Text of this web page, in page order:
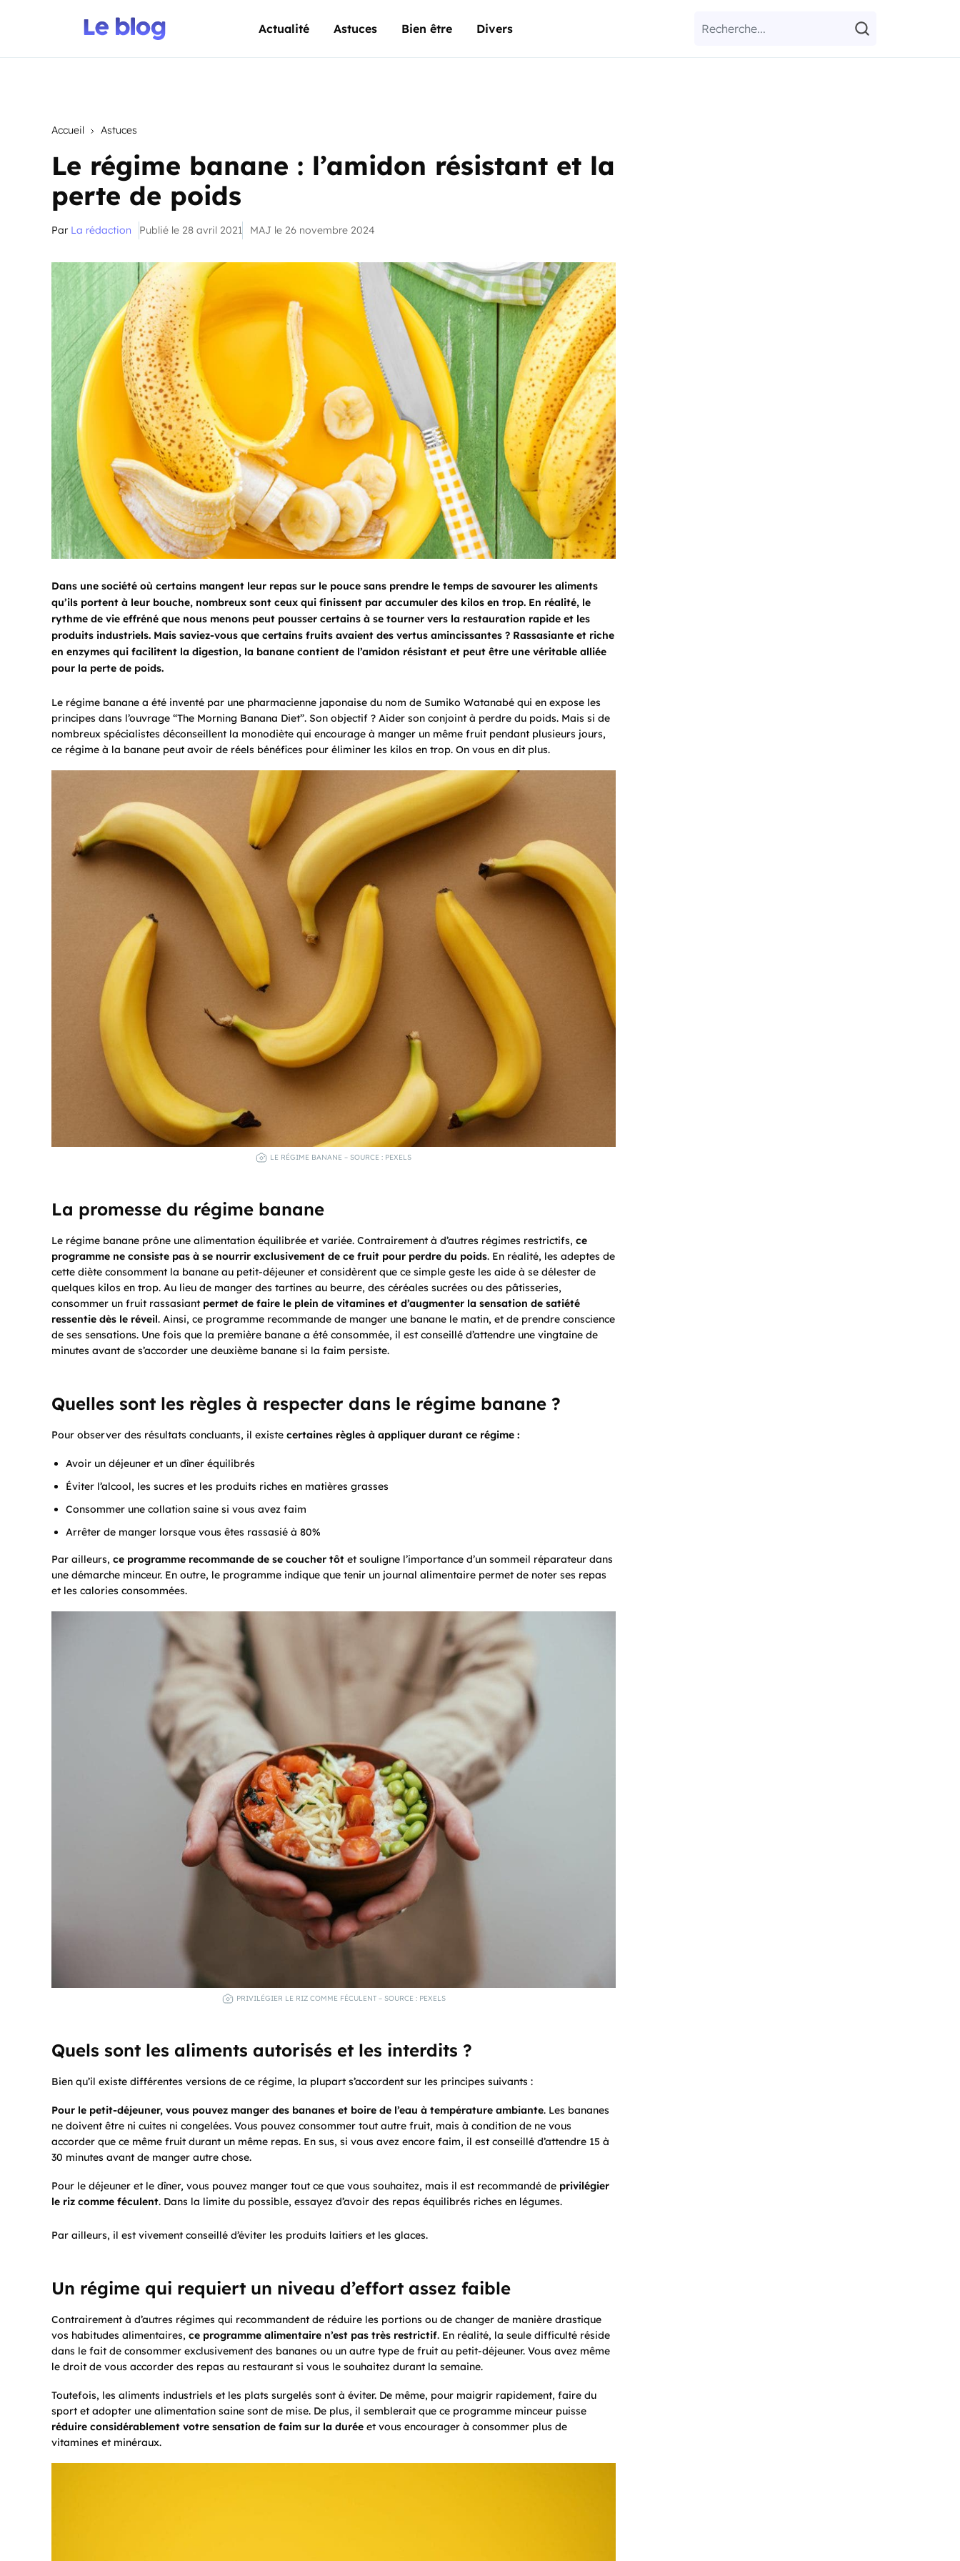
Actualité Astuces Bien être Divers
Accueil Astuces
Le régime banane : l’amidon résistant et la
perte de poids
Par La rédaction Publié le 28 avril 2021 MAJ le 26 novembre 2024
Dans une société où certains mangent leur repas sur le pouce sans prendre le temps de savourer les aliments
qu’ils portent à leur bouche, nombreux sont ceux qui finissent par accumuler des kilos en trop. En réalité, le
rythme de vie effréné que nous menons peut pousser certains à se tourner vers la restauration rapide et les
produits industriels. Mais saviez-vous que certains fruits avaient des vertus amincissantes ? Rassasiante et riche
en enzymes qui facilitent la digestion, la banane contient de l’amidon résistant et peut être une véritable alliée
pour la perte de poids.
Le régime banane a été inventé par une pharmacienne japonaise du nom de Sumiko Watanabé qui en expose les
principes dans l’ouvrage “The Morning Banana Diet”. Son objectif ? Aider son conjoint à perdre du poids. Mais si de
nombreux spécialistes déconseillent la monodiète qui encourage à manger un même fruit pendant plusieurs jours,
ce régime à la banane peut avoir de réels bénéfices pour éliminer les kilos en trop. On vous en dit plus.
LE RÉGIME BANANE – SOURCE : PEXELS
La promesse du régime banane
Le régime banane prône une alimentation équilibrée et variée. Contrairement à d’autres régimes restrictifs, ce
programme ne consiste pas à se nourrir exclusivement de ce fruit pour perdre du poids. En réalité, les adeptes de
cette diète consomment la banane au petit-déjeuner et considèrent que ce simple geste les aide à se délester de
quelques kilos en trop. Au lieu de manger des tartines au beurre, des céréales sucrées ou des pâtisseries,
consommer un fruit rassasiant permet de faire le plein de vitamines et d’augmenter la sensation de satiété
ressentie dès le réveil. Ainsi, ce programme recommande de manger une banane le matin, et de prendre conscience
de ses sensations. Une fois que la première banane a été consommée, il est conseillé d’attendre une vingtaine de
minutes avant de s’accorder une deuxième banane si la faim persiste.
Quelles sont les règles à respecter dans le régime banane ?
Pour observer des résultats concluants, il existe certaines règles à appliquer durant ce régime :
Avoir un déjeuner et un dîner équilibrés
Éviter l’alcool, les sucres et les produits riches en matières grasses
Consommer une collation saine si vous avez faim
Arrêter de manger lorsque vous êtes rassasié à 80%
Par ailleurs, ce programme recommande de se coucher tôt et souligne l’importance d’un sommeil réparateur dans
une démarche minceur. En outre, le programme indique que tenir un journal alimentaire permet de noter ses repas
et les calories consommées.
PRIVILÉGIER LE RIZ COMME FÉCULENT – SOURCE : PEXELS
Quels sont les aliments autorisés et les interdits ?
Bien qu’il existe différentes versions de ce régime, la plupart s’accordent sur les principes suivants :
Pour le petit-déjeuner, vous pouvez manger des bananes et boire de l’eau à température ambiante. Les bananes
ne doivent être ni cuites ni congelées. Vous pouvez consommer tout autre fruit, mais à condition de ne vous
accorder que ce même fruit durant un même repas. En sus, si vous avez encore faim, il est conseillé d’attendre 15 à
30 minutes avant de manger autre chose.
Pour le déjeuner et le dîner, vous pouvez manger tout ce que vous souhaitez, mais il est recommandé de privilégier
le riz comme féculent. Dans la limite du possible, essayez d’avoir des repas équilibrés riches en légumes.
Par ailleurs, il est vivement conseillé d’éviter les produits laitiers et les glaces.
Un régime qui requiert un niveau d’effort assez faible
Contrairement à d’autres régimes qui recommandent de réduire les portions ou de changer de manière drastique
vos habitudes alimentaires, ce programme alimentaire n’est pas très restrictif. En réalité, la seule difficulté réside
dans le fait de consommer exclusivement des bananes ou un autre type de fruit au petit-déjeuner. Vous avez même
le droit de vous accorder des repas au restaurant si vous le souhaitez durant la semaine.
Toutefois, les aliments industriels et les plats surgelés sont à éviter. De même, pour maigrir rapidement, faire du
sport et adopter une alimentation saine sont de mise. De plus, il semblerait que ce programme minceur puisse
réduire considérablement votre sensation de faim sur la durée et vous encourager à consommer plus de
vitamines et minéraux.